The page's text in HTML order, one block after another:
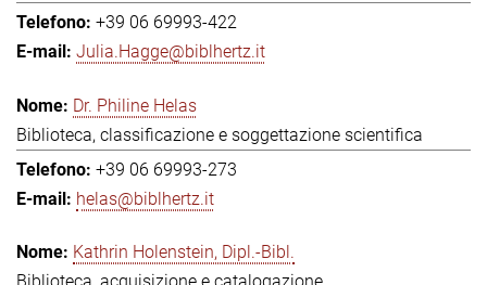
+39 06 69993-422
Julia.Hagge@biblhertz.it
Dr. Philine Helas
Biblioteca, classificazione e soggettazione scientifica
+39 06 69993-273
helas@biblhertz.it
Kathrin Holenstein, Dipl.-Bibl.